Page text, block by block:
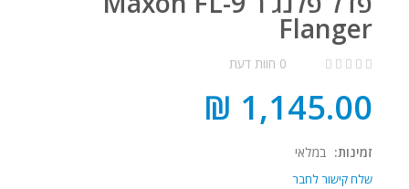
Flanger
0 חוות דעת
1,145.00 ₪
זמינות: במלאי
שלח קישור לחבר